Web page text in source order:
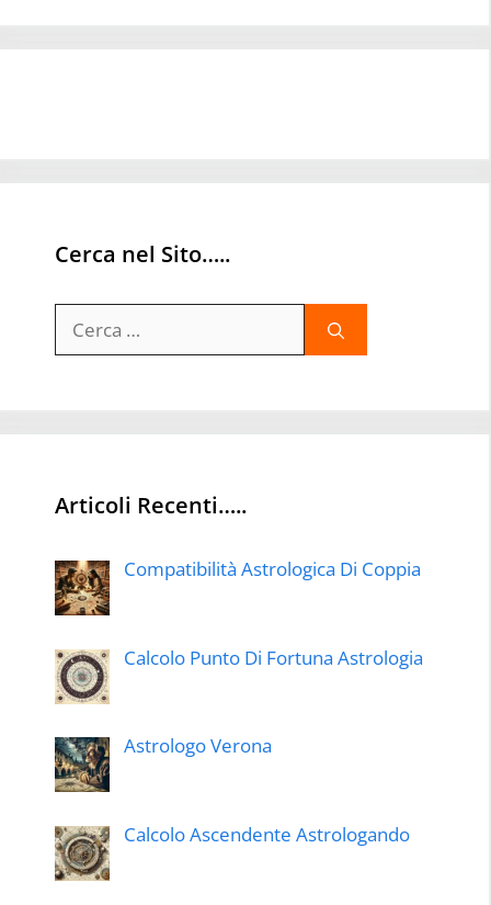
Cerca nel Sito…..
per:
Articoli Recenti…..
Compatibilità Astrologica Di Coppia
Calcolo Punto Di Fortuna Astrologia
Astrologo Verona
Calcolo Ascendente Astrologando